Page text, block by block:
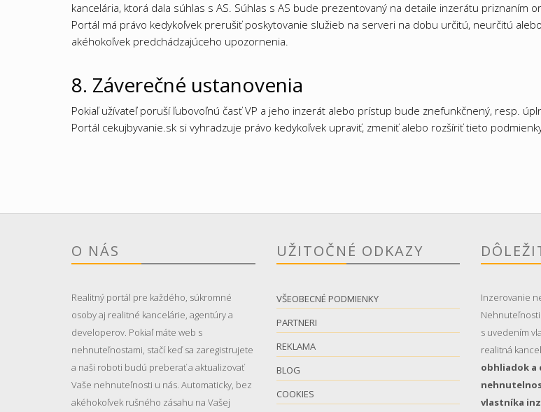
kancelária, ktorá dala súhlas s AS. Súhlas s AS bude prezentovaný na detaile inzerátu priznaním
Portál má právo kedykoľvek prerušiť poskytovanie služieb na serveri na dobu určitú, neurčitú
akéhokoľvek predchádzajúceho upozornenia.
8. Záverečné ustanovenia
Pokiaľ užívateľ poruší ľubovoľnú časť VP a jeho inzerát alebo prístup bude znefunkčnený, resp.
Portál cekujbyvanie.sk si vyhradzuje právo kedykoľvek upraviť, zmeniť alebo rozšíriť tieto
O NÁS
Realitný portál pre každého, súkromné
osoby aj realitné kancelárie, agentúry a
developerov. Pokiaľ máte web s
nehnuteľnostami, stačí keď sa zaregistrujete
a naši roboti budú preberať a aktualizovať
Vaše nehnuteľnosti u nás. Automaticky, bez
akéhokoľvek rušného zásahu na Vašej
UŽITOČNÉ ODKAZY
VŠEOBECNÉ PODMIENKY
PARTNERI
REKLAMA
BLOG
COOKIES
Inzerovanie
s uvedením
realitná
obhliadok
vlastníka